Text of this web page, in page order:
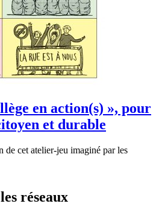
en action(s) », pour
et durable
de cet atelier-jeu imaginé par les
réseaux